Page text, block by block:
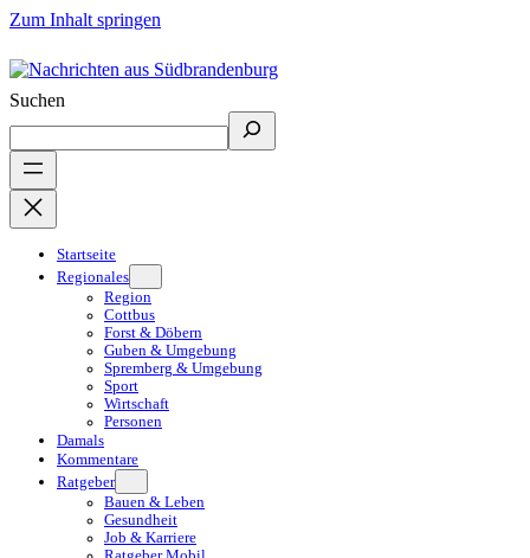
Zum Inhalt springen
Suchen
Startseite
Regionales
Region
Cottbus
Forst & Döbern
Guben & Umgebung
Spremberg & Umgebung
Sport
Wirtschaft
Personen
Damals
Kommentare
Ratgeber
Bauen & Leben
Gesundheit
Job & Karriere